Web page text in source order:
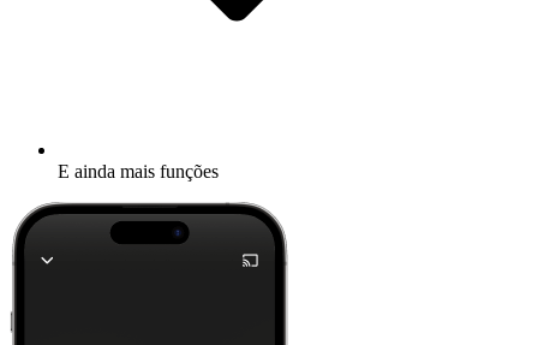
E ainda mais funções